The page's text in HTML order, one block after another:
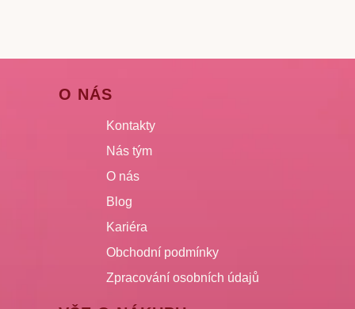
O NÁS
Kontakty
Nás tým
O nás
Blog
Kariéra
Obchodní podmínky
Zpracování osobních údajů